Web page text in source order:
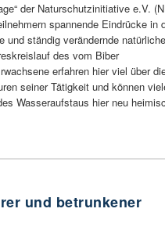
der Naturschutzinitiative e.V.
spannende Eindrücke in
und ständig verändernde natürliche
des vom Biber
erfahren hier viel über
seiner Tätigkeit und können
Wasseraufstaus hier neu
und betrunkener